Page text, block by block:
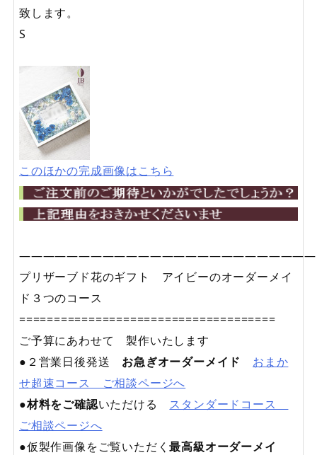
致します。
S
このほかの完成画像はこちら
—————————————————————————
プリザーブド花のギフト アイビーのオーダーメイ
ド３つのコース
=====================================
ご予算にあわせて 製作いたします
●２営業日後発送 お急ぎオーダーメイド
おまか
せ超速コース ご相談ページへ
●材料をご確認いただける スタンダードコース
ご相談ページへ
●仮製作画像をご覧いただく最高級オーダーメイ